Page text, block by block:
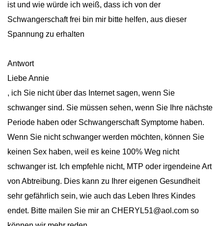
ist und wie würde ich weiß, dass ich von der
Schwangerschaft frei bin mir bitte helfen, aus dieser
Spannung zu erhalten
Antwort
Liebe Annie
, ich Sie nicht über das Internet sagen, wenn Sie
schwanger sind. Sie müssen sehen, wenn Sie Ihre nächste
Periode haben oder Schwangerschaft Symptome haben.
Wenn Sie nicht schwanger werden möchten, können Sie
keinen Sex haben, weil es keine 100% Weg nicht
schwanger ist. Ich empfehle nicht, MTP oder irgendeine Art
von Abtreibung. Dies kann zu Ihrer eigenen Gesundheit
sehr gefährlich sein, wie auch das Leben Ihres Kindes
endet. Bitte mailen Sie mir an CHERYL51@aol.com so